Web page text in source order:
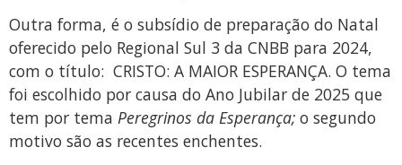
Outra forma, é o subsídio de preparação do Natal
oferecido pelo Regional Sul 3 da CNBB para 2024,
com o título: CRISTO: A MAIOR ESPERANÇA. O tema
foi escolhido por causa do Ano Jubilar de 2025 que
tem por tema Peregrinos da Esperança; o segundo
motivo são as recentes enchentes.